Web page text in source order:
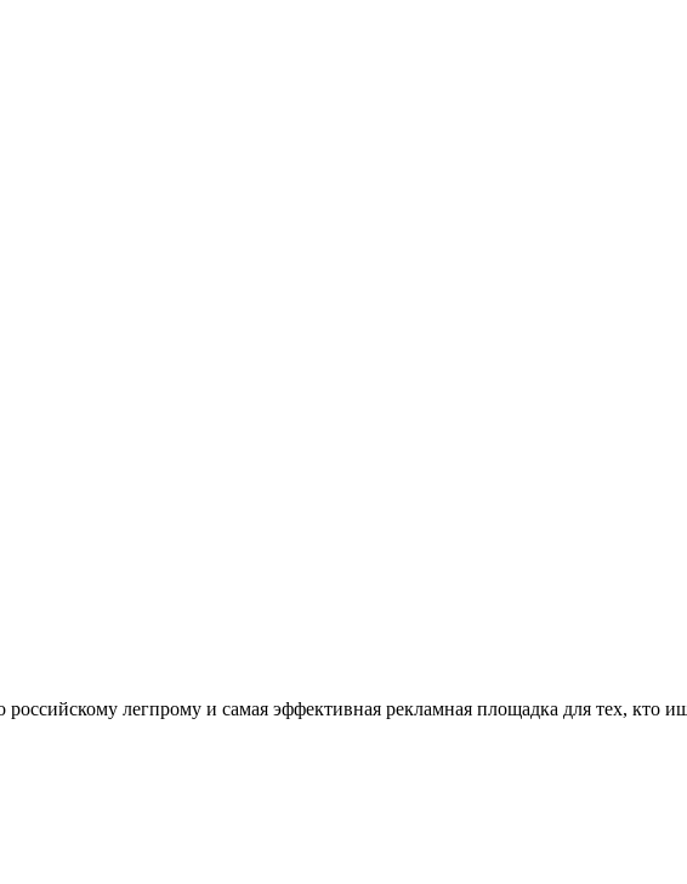
легпрому и самая эффективная рекламная площадка для тех, кто